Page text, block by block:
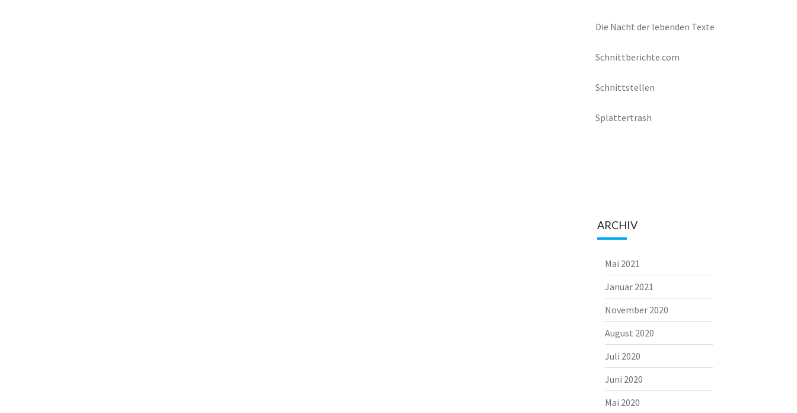
Die Nacht der lebenden Texte
Schnittberichte.com
Schnittstellen
Splattertrash
ARCHIV
Mai 2021
Januar 2021
November 2020
August 2020
Juli 2020
Juni 2020
Mai 2020